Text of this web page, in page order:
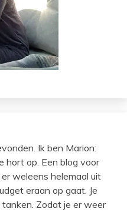
Ik ben Marion:
hort op. Een blog voor
weleens helemaal uit
eraan op gaat. Je
Zodat je er weer